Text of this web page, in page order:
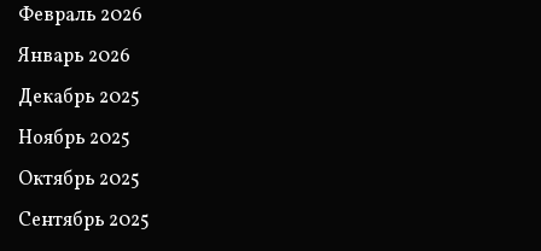
Февраль 2026
Январь 2026
Декабрь 2025
Ноябрь 2025
Октябрь 2025
Сентябрь 2025